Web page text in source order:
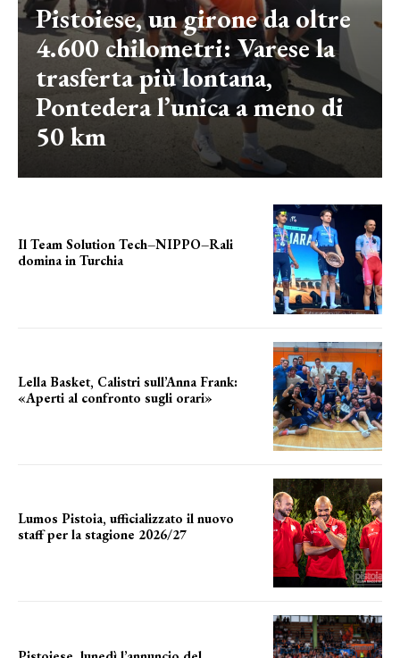
Pistoiese, un girone da oltre
4.600 chilometri: Varese la
trasferta più lontana,
Pontedera l’unica a meno di
50 km
Il Team Solution Tech–NIPPO–Rali
domina in Turchia
Lella Basket, Calistri sull’Anna Frank:
«Aperti al confronto sugli orari»
Lumos Pistoia, ufficializzato il nuovo
staff per la stagione 2026/27